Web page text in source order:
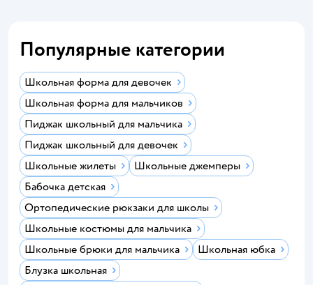
Популярные категории
Школьная форма для девочек
Школьная форма для мальчиков
Пиджак школьный для мальчика
Пиджак школьный для девочек
Школьные жилеты
Школьные джемперы
Бабочка детская
Ортопедические рюкзаки для школы
Школьные костюмы для мальчика
Школьные брюки для мальчика
Школьная юбка
Блузка школьная